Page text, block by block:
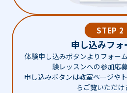
STEP 2
申し込みフォ
体験申し込みボタンよりフォー
験レッスンへの参加応
申し込みボタンは教室ページや
らご覧いただけ